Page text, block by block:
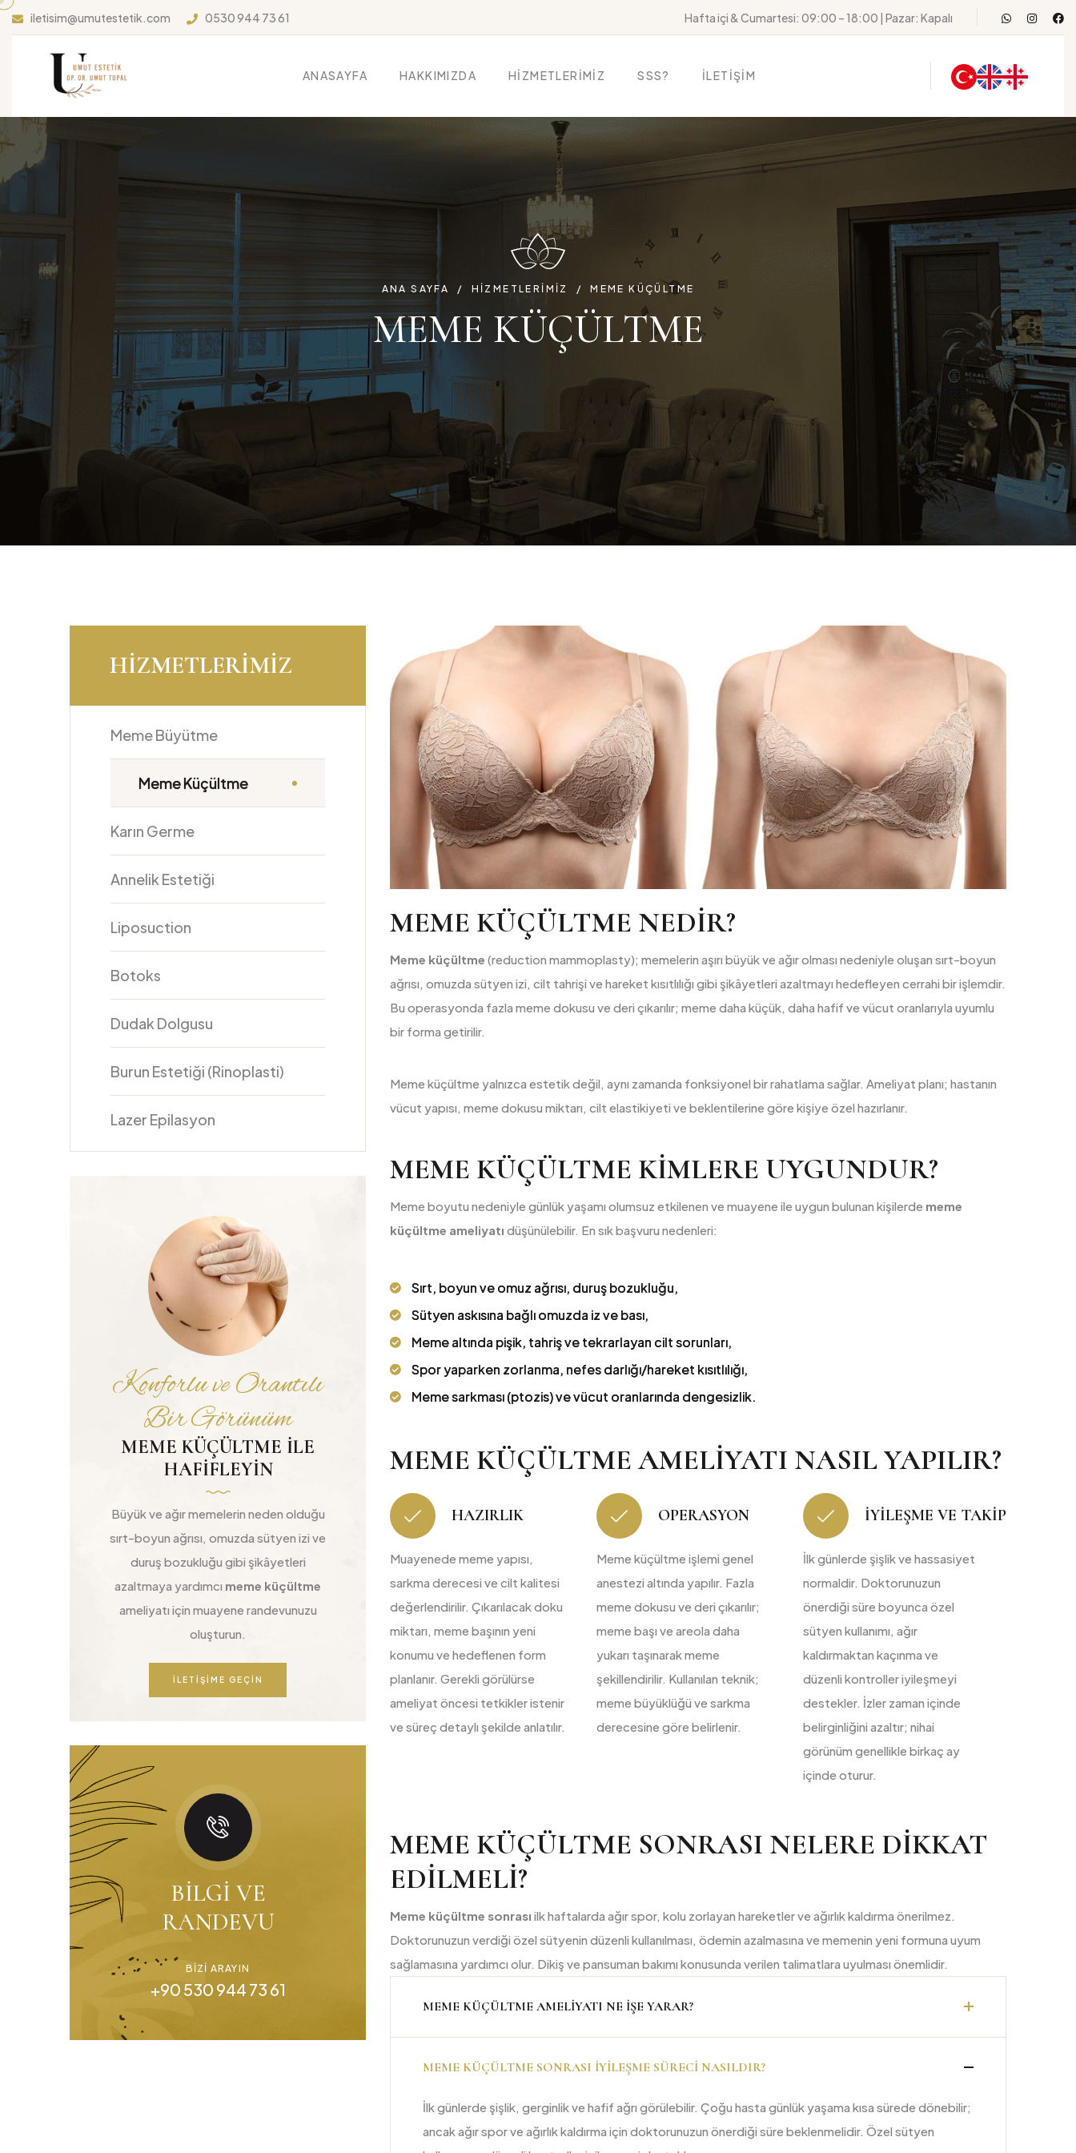
iletisim@umutestetik.com 0530 944 73 61 Hafta içi & Cumartesi: 09:00 – 18:00 | Pazar: Kapalı WhatsApp
ANASAYFA HAKKIMIZDA HİZMETLERİMİZ SSS? İLETİŞİM
ANA SAYFA HIZMETLERIMIZ MEME KÜÇÜLTME
MEME KÜÇÜLTME
HİZMETLERİMİZ
Meme Büyütme
Meme Küçültme
Karın Germe
Annelik Estetiği
Liposuction
Botoks
Dudak Dolgusu
Burun Estetiği (Rinoplasti)
Lazer Epilasyon
Konforlu ve Orantılı
Bir Görünüm
MEME KÜÇÜLTME ILE
HAFIFLEYIN
Büyük ve ağır memelerin neden olduğu
sırt-boyun ağrısı, omuzda sütyen izi ve
duruş bozukluğu gibi şikâyetleri
azaltmaya yardımcı meme küçültme
ameliyatı için muayene randevunuzu
oluşturun.
İLETIŞIME GEÇIN
BILGI VE
RANDEVU
BIZI ARAYIN
+90 530 944 73 61
MEME KÜÇÜLTME NEDIR?
Meme küçültme (reduction mammoplasty); memelerin aşırı büyük ve ağır olması nedeniyle oluşan sırt-boyun
ağrısı, omuzda sütyen izi, cilt tahrişi ve hareket kısıtlılığı gibi şikâyetleri azaltmayı hedefleyen cerrahi bir işlemdir.
Bu operasyonda fazla meme dokusu ve deri çıkarılır; meme daha küçük, daha hafif ve vücut oranlarıyla uyumlu
bir forma getirilir.
Meme küçültme yalnızca estetik değil, aynı zamanda fonksiyonel bir rahatlama sağlar. Ameliyat planı; hastanın
vücut yapısı, meme dokusu miktarı, cilt elastikiyeti ve beklentilerine göre kişiye özel hazırlanır.
MEME KÜÇÜLTME KIMLERE UYGUNDUR?
Meme boyutu nedeniyle günlük yaşamı olumsuz etkilenen ve muayene ile uygun bulunan kişilerde meme
küçültme ameliyatı düşünülebilir. En sık başvuru nedenleri:
Sırt, boyun ve omuz ağrısı, duruş bozukluğu,
Sütyen askısına bağlı omuzda iz ve bası,
Meme altında pişik, tahriş ve tekrarlayan cilt sorunları,
Spor yaparken zorlanma, nefes darlığı/hareket kısıtlılığı,
Meme sarkması (ptozis) ve vücut oranlarında dengesizlik.
MEME KÜÇÜLTME AMELIYATI NASIL YAPILIR?
HAZIRLIK
Muayenede meme yapısı,
sarkma derecesi ve cilt kalitesi
değerlendirilir. Çıkarılacak doku
miktarı, meme başının yeni
konumu ve hedeflenen form
planlanır. Gerekli görülürse
ameliyat öncesi tetkikler istenir
ve süreç detaylı şekilde anlatılır.
OPERASYON
Meme küçültme işlemi genel
anestezi altında yapılır. Fazla
meme dokusu ve deri çıkarılır;
meme başı ve areola daha
yukarı taşınarak meme
şekillendirilir. Kullanılan teknik;
meme büyüklüğü ve sarkma
derecesine göre belirlenir.
İYILEŞME VE TAKIP
İlk günlerde şişlik ve hassasiyet
normaldir. Doktorunuzun
önerdiği süre boyunca özel
sütyen kullanımı, ağır
kaldırmaktan kaçınma ve
düzenli kontroller iyileşmeyi
destekler. İzler zaman içinde
belirginliğini azaltır; nihai
görünüm genellikle birkaç ay
içinde oturur.
MEME KÜÇÜLTME SONRASI NELERE DIKKAT
EDILMELI?
Meme küçültme sonrası ilk haftalarda ağır spor, kolu zorlayan hareketler ve ağırlık kaldırma önerilmez.
Doktorunuzun verdiği özel sütyenin düzenli kullanılması, ödemin azalmasına ve memenin yeni formuna uyum
sağlamasına yardımcı olur. Dikiş ve pansuman bakımı konusunda verilen talimatlara uyulması önemlidir.
MEME KÜÇÜLTME AMELIYATI NE IŞE YARAR?
MEME KÜÇÜLTME SONRASI IYILEŞME SÜRECI NASILDIR?
İlk günlerde şişlik, gerginlik ve hafif ağrı görülebilir. Çoğu hasta günlük yaşama kısa sürede dönebilir;
ancak ağır spor ve ağırlık kaldırma için doktorunuzun önerdiği süre beklenmelidir. Özel sütyen